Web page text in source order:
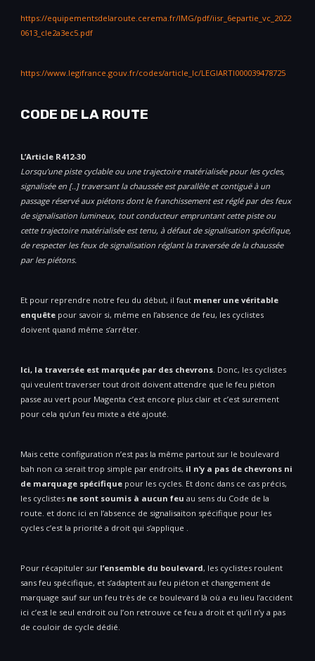
https://equipementsdelaroute.cerema.fr/IMG/pdf/iisr_6epartie_vc_2022
0613_cle2a3ec5.pdf
https://www.legifrance.gouv.fr/codes/article_lc/LEGIARTI000039478725
CODE DE LA ROUTE
L’Article R412-30
Lorsqu’une piste cyclable ou une trajectoire matérialisée pour les cycles,
signalisée en [..] traversant la chaussée est parallèle et contiguë à un
passage réservé aux piétons dont le franchissement est réglé par des feux
de signalisation lumineux, tout conducteur empruntant cette piste ou
cette trajectoire matérialisée est tenu, à défaut de signalisation spécifique,
de respecter les feux de signalisation réglant la traversée de la chaussée
par les piétons.
Et pour reprendre notre feu du début, il faut mener une véritable
enquête pour savoir si, même en l’absence de feu, les cyclistes
doivent quand même s’arrêter.
Ici, la traversée est marquée par des chevrons. Donc, les cyclistes
qui veulent traverser tout droit doivent attendre que le feu piéton
passe au vert pour Magenta c’est encore plus clair et c’est surement
pour cela qu’un feu mixte a été ajouté.
Mais cette configuration n’est pas la même partout sur le boulevard
bah non ca serait trop simple par endroits, il n’y a pas de chevrons ni
de marquage spécifique pour les cycles. Et donc dans ce cas précis,
les cyclistes ne sont soumis à aucun feu au sens du Code de la
route. et donc ici en l’absence de signalisaiton spécifique pour les
cycles c’est la priorité a droit qui s’applique .
Pour récapituler sur l’ensemble du boulevard, les cyclistes roulent
sans feu spécifique, et s’adaptent au feu piéton et changement de
marquage sauf sur un feu très de ce boulevard là où a eu lieu l’accident
ici c’est le seul endroit ou l’on retrouve ce feu a droit et qu’il n’y a pas
de couloir de cycle dédié.